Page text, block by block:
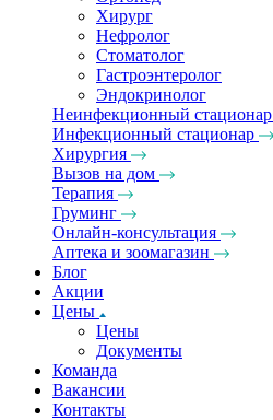
Хирург
Нефролог
Стоматолог
Гастроэнтеролог
Эндокринолог
Неинфекционный стационар
Инфекционный стационар
Хирургия
Вызов на дом
Терапия
Груминг
Онлайн-консультация
Аптека и зоомагазин
Блог
Акции
Цены
Цены
Документы
Команда
Вакансии
Контакты